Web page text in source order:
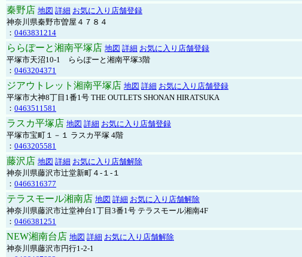
秦野店 地図 詳細 お気に入り店舗登録
神奈川県秦野市曽屋４７８４
： 0463831214
ららぽーと湘南平塚店 地図 詳細 お気に入り店舗登録
平塚市天沼10-1 ららぽーと湘南平塚3階
： 0463204371
ジアウトレット湘南平塚店 地図 詳細 お気に入り店舗登録
平塚市大神8丁目1番1号 THE OUTLETS SHONAN HIRATSUKA
： 0463511581
ラスカ平塚店 地図 詳細 お気に入り店舗登録
平塚市宝町１－１ ラスカ平塚 4階
： 0463205581
藤沢店 地図 詳細 お気に入り店舗解除
神奈川県藤沢市辻堂新町４-１-１
： 0466316377
テラスモール湘南店 地図 詳細 お気に入り店舗解除
神奈川県藤沢市辻堂神台1丁目3番1号 テラスモール湘南4F
： 0466381251
NEW湘南台店 地図 詳細 お気に入り店舗解除
神奈川県藤沢市円行1-2-1